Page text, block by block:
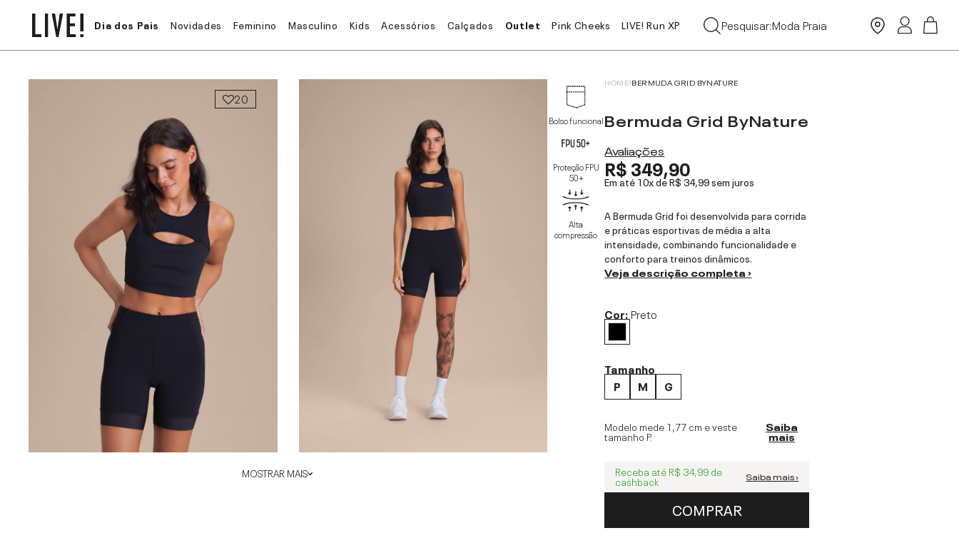
Dia dos Pais Novidades Feminino Masculino Kids Acessórios Calçados Outlet Pink Cheeks LIVE! Run XP Pesquisar:Moda Praia
20
MOSTRAR MAIS
Bolso funcional
Proteção FPU
50+
Alta
compressão
HOME BERMUDA GRID BYNATURE
Bermuda Grid ByNature
Avaliações
R$ 349,90
Em até 10x deR$ 34,99sem juros
A Bermuda Grid foi desenvolvida para corrida
e práticas esportivas de média a alta
intensidade, combinando funcionalidade e
conforto para treinos dinâmicos.
Veja descrição completa ›
Cor:Preto
Tamanho
P
M G
Modelo mede 1,77 cm e veste
tamanho P.
Saiba
mais
Receba até R$ 34,99 de
cashback Saiba mais ›
COMPRAR